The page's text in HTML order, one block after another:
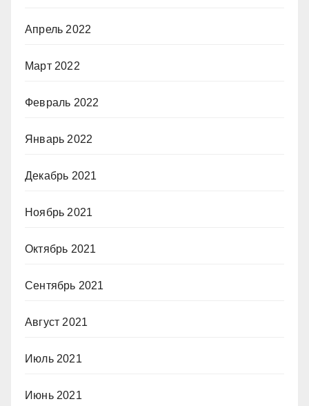
Апрель 2022
Март 2022
Февраль 2022
Январь 2022
Декабрь 2021
Ноябрь 2021
Октябрь 2021
Сентябрь 2021
Август 2021
Июль 2021
Июнь 2021